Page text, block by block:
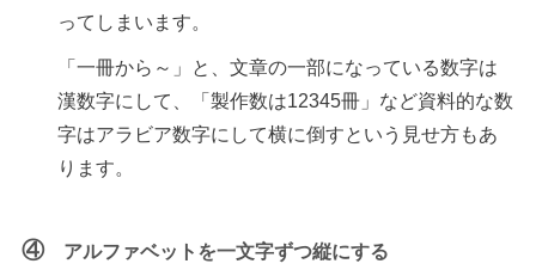
ってしまいます。
「一冊から～」と、文章の一部になっている数字は
漢数字にして、「製作数は12345冊」など資料的な数
字はアラビア数字にして横に倒すという見せ方もあ
ります。
④アルファベットを一文字ずつ縦にする